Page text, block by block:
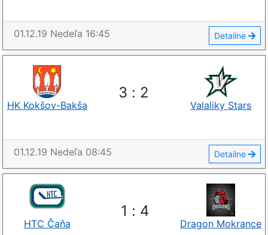
01.12.19 Nedeľa 16:45 Detailne
3 : 2
HK Kokšov-Bakša Valaliky Stars
01.12.19 Nedeľa 08:45 Detailne
1 : 4
HTC Čaňa Dragon Mokrance